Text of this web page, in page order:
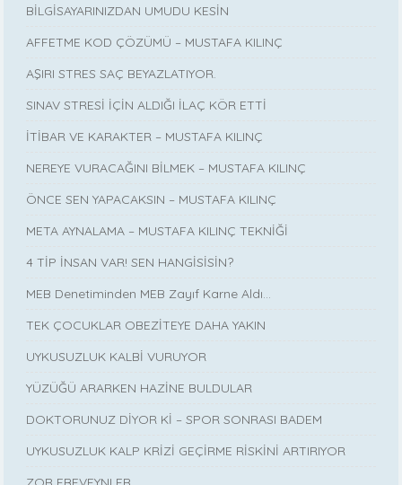
BİLGİSAYARINIZDAN UMUDU KESİN
AFFETME KOD ÇÖZÜMÜ – MUSTAFA KILINÇ
AŞIRI STRES SAÇ BEYAZLATIYOR.
SINAV STRESİ İÇİN ALDIĞI İLAÇ KÖR ETTİ
İTİBAR VE KARAKTER – MUSTAFA KILINÇ
NEREYE VURACAĞINI BİLMEK – MUSTAFA KILINÇ
ÖNCE SEN YAPACAKSIN – MUSTAFA KILINÇ
META AYNALAMA – MUSTAFA KILINÇ TEKNİĞİ
4 TİP İNSAN VAR! SEN HANGİSİSİN?
MEB Denetiminden MEB Zayıf Karne Aldı…
TEK ÇOCUKLAR OBEZİTEYE DAHA YAKIN
UYKUSUZLUK KALBİ VURUYOR
YÜZÜĞÜ ARARKEN HAZİNE BULDULAR
DOKTORUNUZ DİYOR Kİ – SPOR SONRASI BADEM
UYKUSUZLUK KALP KRİZİ GEÇİRME RİSKİNİ ARTIRIYOR